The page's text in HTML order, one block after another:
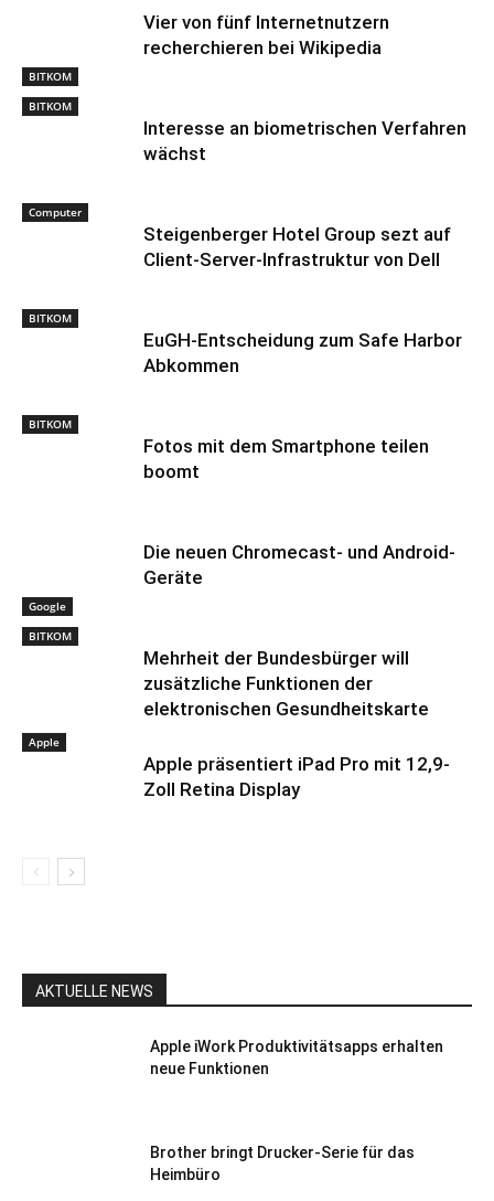
BITKOM
Vier von fünf Internetnutzern
recherchieren bei Wikipedia
BITKOM
Interesse an biometrischen Verfahren
wächst
Computer
Steigenberger Hotel Group sezt auf
Client-Server-Infrastruktur von Dell
BITKOM
EuGH-Entscheidung zum Safe Harbor
Abkommen
BITKOM
Fotos mit dem Smartphone teilen
boomt
Google
Die neuen Chromecast- und Android-
Geräte
BITKOM
Mehrheit der Bundesbürger will
zusätzliche Funktionen der
elektronischen Gesundheitskarte
Apple
Apple präsentiert iPad Pro mit 12,9-
Zoll Retina Display
AKTUELLE NEWS
Apple iWork Produktivitätsapps erhalten
neue Funktionen
Brother bringt Drucker-Serie für das
Heimbüro